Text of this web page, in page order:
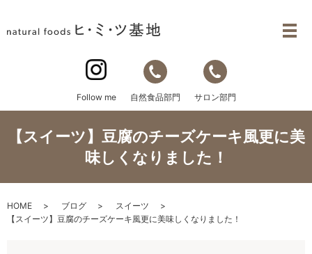
Follow me 自然食品部門 サロン部門
【スイーツ】豆腐のチーズケーキ風更に美
味しくなりました！
HOME ブログ
スイーツ
【スイーツ】豆腐のチーズケーキ風更に美味しくなりました！